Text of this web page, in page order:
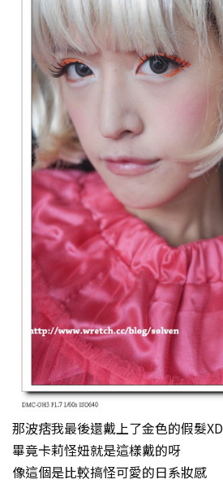
那波痞我最後還戴上了金色的假髮XD
畢竟卡莉怪妞就是這樣戴的呀
像這個是比較搞怪可愛的日系妝感